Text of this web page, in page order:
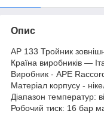
Опис
AP 133 Тройник
Країна виробників —
Виробник - APE
Матеріал корпусу -
Діапазон температур:
Робочий тиск: 16 бар